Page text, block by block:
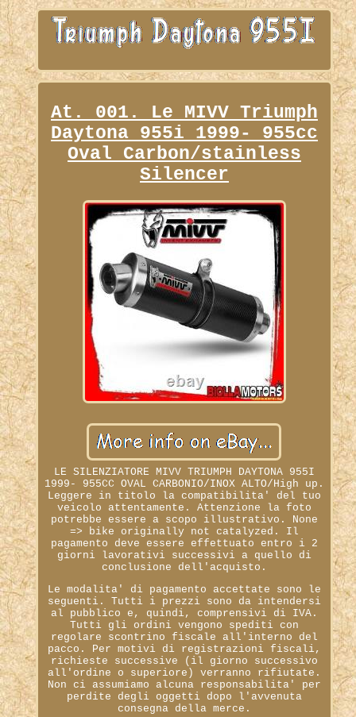
At. 001. Le MIVV Triumph
Daytona 955i 1999- 955cc
Oval Carbon/stainless
Silencer
LE SILENZIATORE MIVV TRIUMPH DAYTONA 955I
1999- 955CC OVAL CARBONIO/INOX ALTO/High up.
Leggere in titolo la compatibilita' del tuo
veicolo attentamente. Attenzione la foto
potrebbe essere a scopo illustrativo. None
=> bike originally not catalyzed. Il
pagamento deve essere effettuato entro i 2
giorni lavorativi successivi a quello di
conclusione dell'acquisto.
Le modalita' di pagamento accettate sono le
seguenti. Tutti i prezzi sono da intendersi
al pubblico e, quindi, comprensivi di IVA.
Tutti gli ordini vengono spediti con
regolare scontrino fiscale all'interno del
pacco. Per motivi di registrazioni fiscali,
richieste successive (il giorno successivo
all'ordine o superiore) verranno rifiutate.
Non ci assumiamo alcuna responsabilita' per
perdite degli oggetti dopo l'avvenuta
consegna della merce.